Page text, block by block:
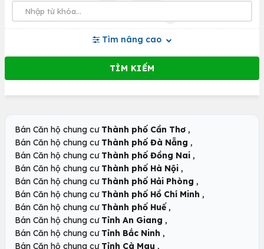
Tìm nâng cao
Bán Căn hộ chung cư Thành phố Cần Thơ ,
Bán Căn hộ chung cư Thành phố Đà Nẵng ,
Bán Căn hộ chung cư Thành phố Đồng Nai ,
Bán Căn hộ chung cư Thành phố Hà Nội ,
Bán Căn hộ chung cư Thành phố Hải Phòng ,
Bán Căn hộ chung cư Thành phố Hồ Chí Minh ,
Bán Căn hộ chung cư Thành phố Huế ,
Bán Căn hộ chung cư Tỉnh An Giang ,
Bán Căn hộ chung cư Tỉnh Bắc Ninh ,
Bán Căn hộ chung cư Tỉnh Cà Mau ,